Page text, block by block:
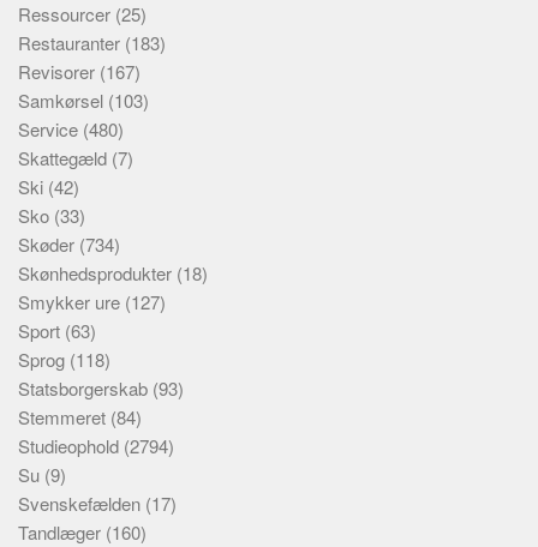
Ressourcer (25)
Restauranter (183)
Revisorer (167)
Samkørsel (103)
Service (480)
Skattegæld (7)
Ski (42)
Sko (33)
Skøder (734)
Skønhedsprodukter (18)
Smykker ure (127)
Sport (63)
Sprog (118)
Statsborgerskab (93)
Stemmeret (84)
Studieophold (2794)
Su (9)
Svenskefælden (17)
Tandlæger (160)